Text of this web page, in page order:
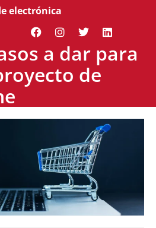
electrónica
a dar para
de